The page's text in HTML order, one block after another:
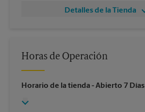
Detalles de la Tienda
Horas de Operación
Horario de la tienda - Abierto 7 Días